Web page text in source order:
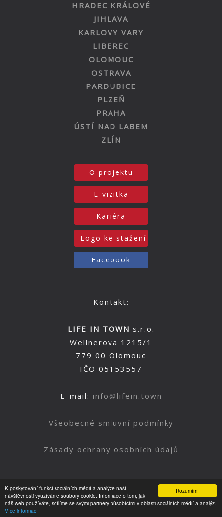
Rozumím!
K poskytování funkcí sociálních médií a analýze naší
návštěvnosti využíváme soubory cookie. Informace o tom, jak
náš web používáte, sdílíme se svými partnery působícími v oblasti sociálních médií a analýz.
Více informací
HRADEC KRÁLOVÉ
JIHLAVA
KARLOVY VARY
LIBEREC
OLOMOUC
OSTRAVA
PARDUBICE
PLZEŇ
PRAHA
ÚSTÍ NAD LABEM
ZLÍN
O projektu
E-vizitka
Kariéra
Logo ke stažení
Facebook
Kontakt:
LIFE IN TOWN s.r.o.
Wellnerova 1215/1
779 00 Olomouc
IČO 05153557
E-mail: info@lifein.town
Všeobecné smluvní podmínky
Zásady ochrany osobních údajů
Nahoru